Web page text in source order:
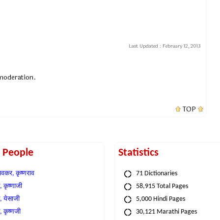
Last Updated : February 12, 2013
TOP
कृष्णराव
कृष्णजी
Statistics
71 Dictionaries
58,915 Total Pages
5,000 Hindi Pages
30,121 Marathi Pages